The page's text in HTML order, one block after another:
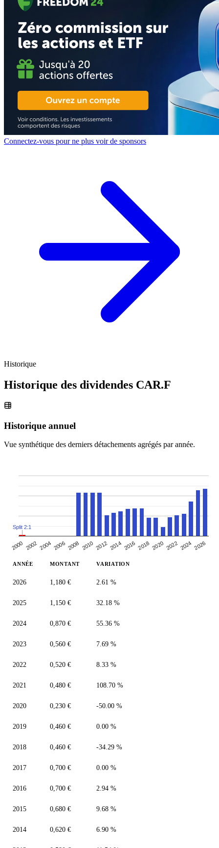
Connectez-vous pour ne plus voir de sponsors
Historique
Historique des dividendes CAR.F
Historique annuel
Vue synthétique des derniers détachements agrégés par année.
2000 2002 2004 2006 2008 2010 2012 2014 2016 2018 2020 2022 2024 2026
Split 2:1
ANNÉE MONTANT VARIATION
2026 1,180 € 2.61 %
2025 1,150 € 32.18 %
2024 0,870 € 55.36 %
2023 0,560 € 7.69 %
2022 0,520 € 8.33 %
2021 0,480 € 108.70 %
2020 0,230 € -50.00 %
2019 0,460 € 0.00 %
2018 0,460 € -34.29 %
2017 0,700 € 0.00 %
2016 0,700 € 2.94 %
2015 0,680 € 9.68 %
2014 0,620 € 6.90 %